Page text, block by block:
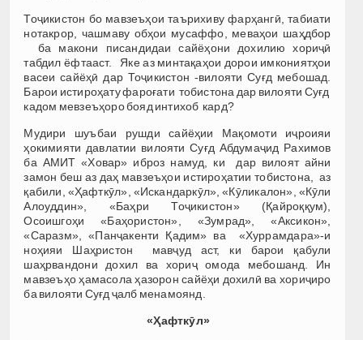
Тоҷикистон бо мавзеъҳои таърихиву фарҳангӣ, табиати
нотакрор, чашмаву обҳои мусаффо, меваҳои шаҳдбор
ба макони писандидаи сайёҳони дохилию хориҷӣ
табдил ёфтааст.
Яке аз минтақаҳои дорои имкониятҳои
васеи сайёҳӣ дар Тоҷикистон -вилояти Суғд мебошад.
Барои истироҳату фароғати тобистона дар вилояти Суғд
кадом мевзеъҳоро бояд интихоб кард?
Мудири шуъбаи рушди сайёҳии Мақомоти иҷроияи
ҳокимияти давлатии вилояти Суғд Абдумаҷид Рахимов
ба АМИТ «Ховар» иброз намуд, ки дар вилоят айни
замон беш аз даҳ мавзеъҳои истироҳатии тобистона, аз
қабили, «Ҳафткӯл», «Искандаркӯл», «Кӯликалон», «Кӯли
Алоуддин», «Баҳри Тоҷикистон» (Қайроққум),
Осоишгоҳи «Баҳористон», «Зумрад», «Аксикон»,
«Саразм», «Панҷакенти Қадим» ва «Хуррамдара»-и
ноҳияи Шаҳристон мавҷуд аст, ки барои қабули
шаҳрвандони дохил ва хориҷ омода мебошанд. Ин
мавзеъҳо ҳамасола ҳазорон сайёҳи дохилӣ ва хориҷиро
ба вилояти Суғд ҷалб менамоянд.
«Ҳафткӯл»